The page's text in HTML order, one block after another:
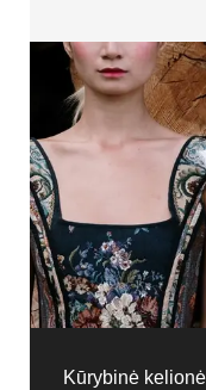
Kūrybinė kelionė